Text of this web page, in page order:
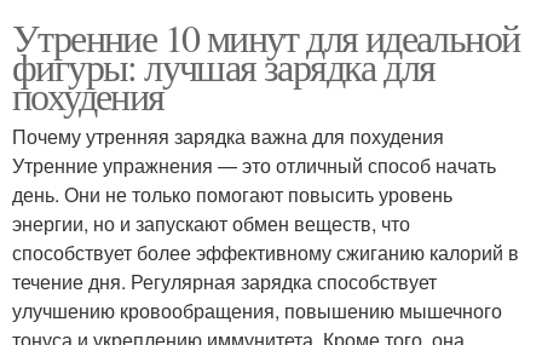
Утренние 10 минут для идеальной
фигуры: лучшая зарядка для
похудения
Почему утренняя зарядка важна для похудения
Утренние упражнения — это отличный способ начать
день. Они не только помогают повысить уровень
энергии, но и запускают обмен веществ, что
способствует более эффективному сжиганию калорий в
течение дня. Регулярная зарядка способствует
улучшению кровообращения, повышению мышечного